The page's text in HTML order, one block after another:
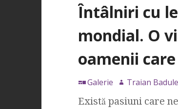
Întâlniri cu
mondial. O
oamenii
Galerie Traian
Există pasiuni care